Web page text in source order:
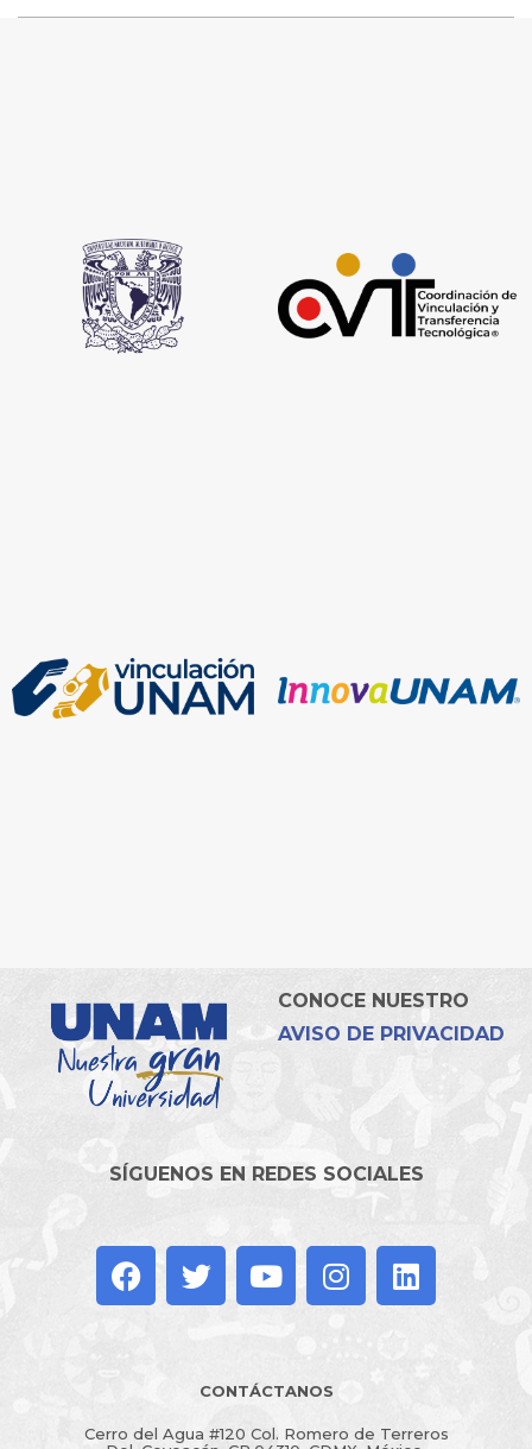
CONOCE NUESTRO
AVISO DE PRIVACIDAD
SÍGUENOS EN REDES SOCIALES
CONTÁCTANOS
Cerro del Agua #120 Col. Romero de Terreros